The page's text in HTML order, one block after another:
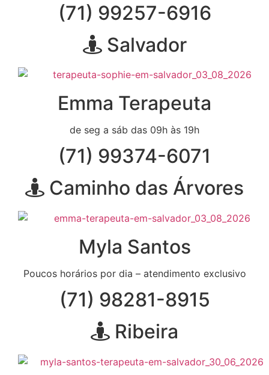
(71) 99257-6916
Salvador
Emma Terapeuta
de seg a sáb das 09h às 19h
(71) 99374-6071
Caminho das Árvores
Myla Santos
Poucos horários por dia – atendimento exclusivo
(71) 98281-8915
Ribeira